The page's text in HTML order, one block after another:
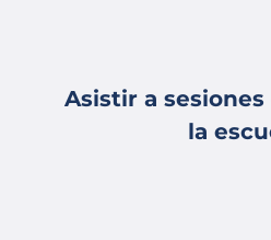
Asistir a
la